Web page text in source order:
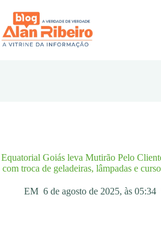
para
conteúdo
Equatorial Goiás leva Mutirão Pelo
com troca de geladeiras, lâmpadas e
EM 6 de agosto de 2025, às 05:34